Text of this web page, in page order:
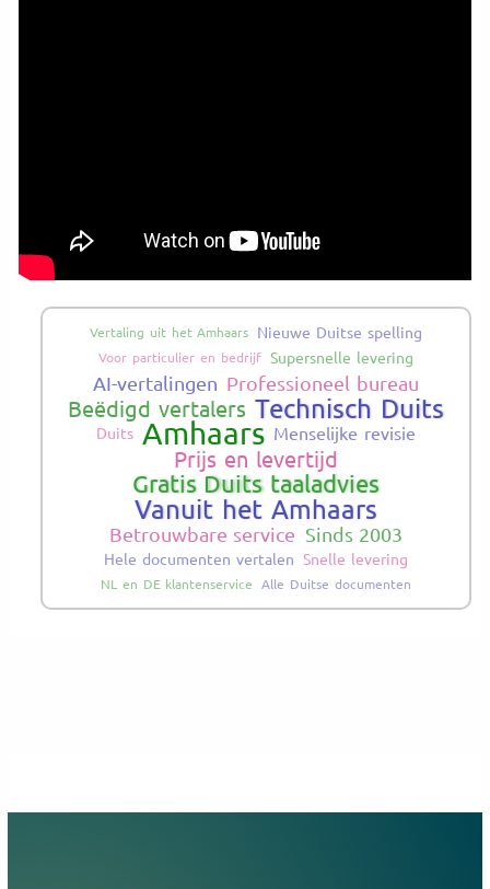
Vertaling uit het Amhaars Nieuwe Duitse spelling
Voor particulier en bedrijf Supersnelle levering
AI-vertalingen Professioneel bureau
Beëdigd vertalers Technisch Duits
Duits Amhaars Menselijke revisie
Prijs en levertijd
Gratis Duits taaladvies
Vanuit het Amhaars
Betrouwbare service Sinds 2003
Hele documenten vertalen Snelle levering
NL en DE klantenservice Alle Duitse documenten